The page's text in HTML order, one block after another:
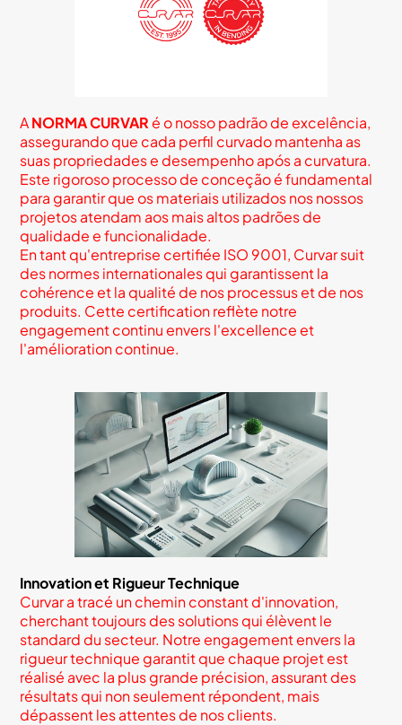
ANORMA CURVARé o nosso padrão de excelência,
assegurando que cada perfil curvado mantenha as
suas propriedades e desempenho após a curvatura.
Este rigoroso processo de conceção é fundamental
para garantir que os materiais utilizados nos nossos
projetos atendam aos mais altos padrões de
qualidade e funcionalidade.
En tant qu'entreprise certifiée ISO 9001, Curvar suit
des normes internationales qui garantissent la
cohérence et la qualité de nos processus et de nos
produits. Cette certification reflète notre
engagement continu envers l'excellence et
l'amélioration continue.
Innovation et Rigueur Technique
Curvar a tracé un chemin constant d'innovation,
cherchant toujours des solutions qui élèvent le
standard du secteur. Notre engagement envers la
rigueur technique garantit que chaque projet est
réalisé avec la plus grande précision, assurant des
résultats qui non seulement répondent, mais
dépassent les attentes de nos clients.